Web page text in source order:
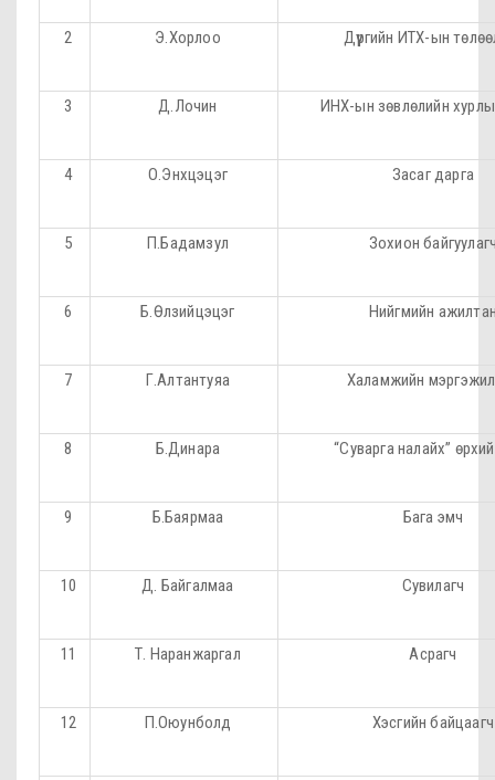
2 Э.Хорлоо Дүүргийн ИТХ-ын
3 Д.Лочин ИНХ-ын зөвлөлийн
4 О.Энхцэцэг Засаг дарга
5 П.Бадамзул Зохион
6 Б.Өлзийцэцэг Нийгмийн
7 Г.Алтантуяа Халамжийн
8 Б.Динара “Суварга налайх”
9 Б.Баярмаа Бага эмч
10 Д. Байгалмаа Сувилагч
11 Т. Наранжаргал Асрагч
12 П.Оюунболд Хэсгийн байцаагч